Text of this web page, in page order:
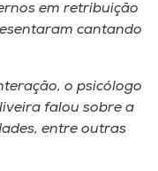
em retribuição
​canta​ndo
o psicólogo
falou sobre a
entre outras